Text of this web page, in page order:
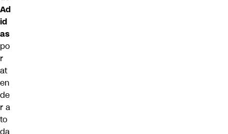
Ad
id
as
po
r
at
en
de
r a
to